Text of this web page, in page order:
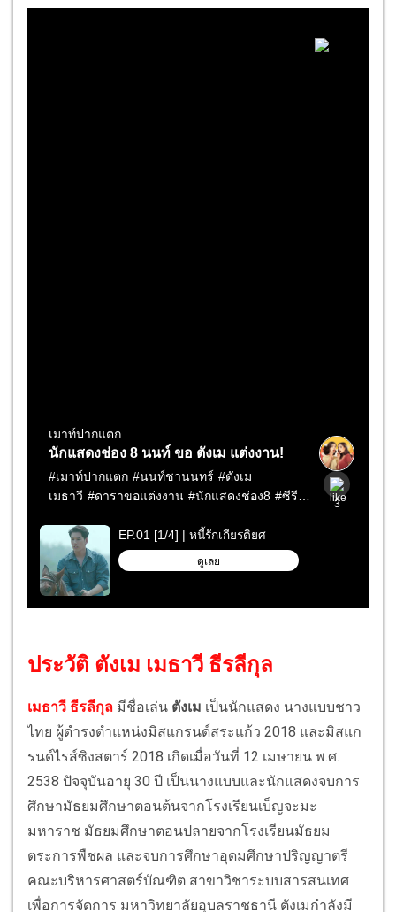
ประวัติ ตังเม เมธาวี ธีรลีกุล
เมธาวี ธีรลีกุล มีชื่อเล่น ตังเม เป็นนักแสดง นางแบบชาว
ไทย ผู้ดำรงตำแหน่งมิสแกรนด์สระแก้ว 2018 และมิสแก
รนด์ไรส์ซิงสตาร์ 2018 เกิดเมื่อวันที่ 12 เมษายน พ.ศ.
2538 ปัจจุบันอายุ 30 ปี เป็นนางแบบและนักแสดงจบการ
ศึกษามัธยมศึกษาตอนต้นจากโรงเรียนเบ็ญจะมะ
มหาราช มัธยมศึกษาตอนปลายจากโรงเรียนมัธยม
ตระการพืชผล และจบการศึกษาอุดมศึกษาปริญญาตรี
คณะบริหารศาสตร์บัณฑิต สาขาวิชาระบบสารสนเทศ
เพื่อการจัดการ มหาวิทยาลัยอุบลราชธานี ตังเมกำลังมี